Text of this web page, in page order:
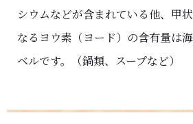
シウムなどが含まれている他、甲
なるヨウ素（ヨード）の含有量は
ベルです。（鍋類、スープなど）